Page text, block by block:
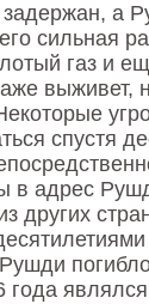
а
сильная
газ и
выживет,
спустя
в адрес
других
года